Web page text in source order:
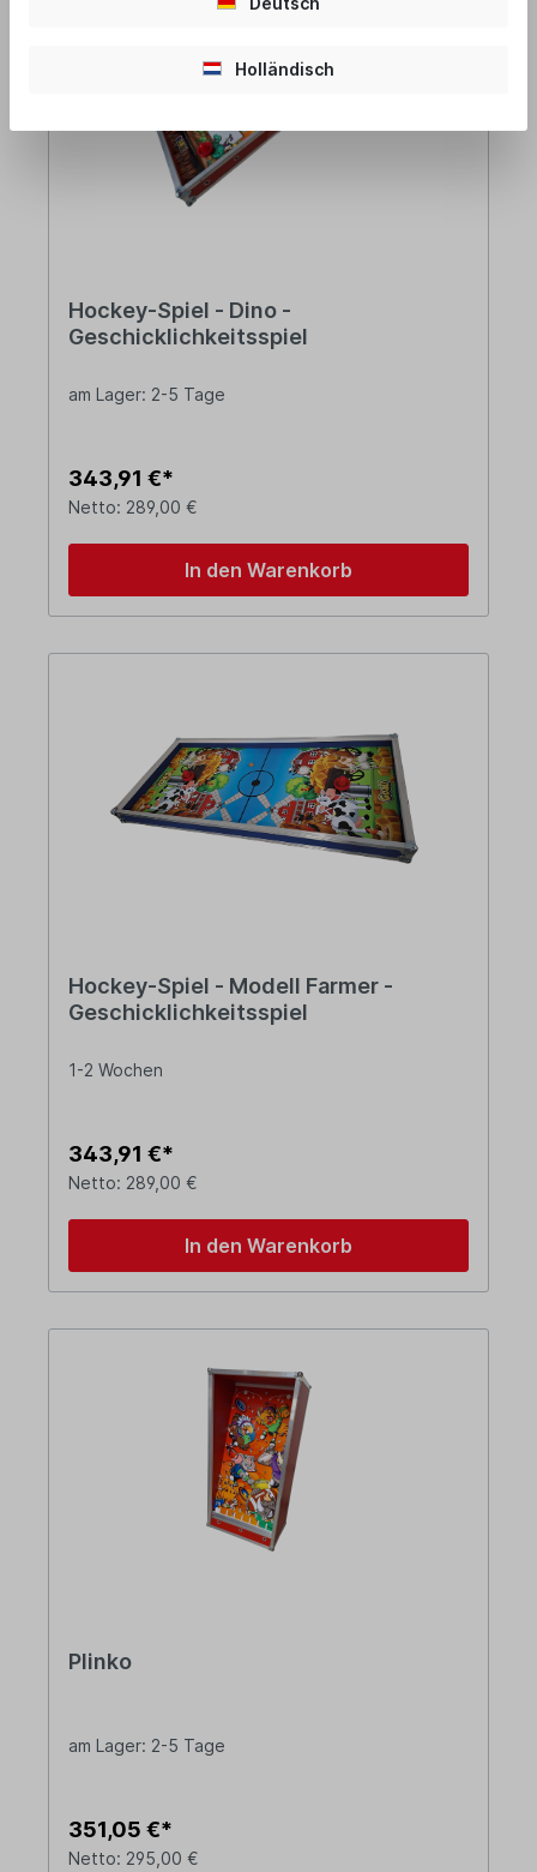
Hockey-Spiel - Dino -
Geschicklichkeitsspiel
am Lager: 2-5 Tage
343,91 €*
Netto: 289,00 €
In den Warenkorb
Hockey-Spiel - Modell Farmer -
Geschicklichkeitsspiel
1-2 Wochen
343,91 €*
Netto: 289,00 €
In den Warenkorb
Plinko
am Lager: 2-5 Tage
351,05 €*
Netto: 295,00 €
Holländisch